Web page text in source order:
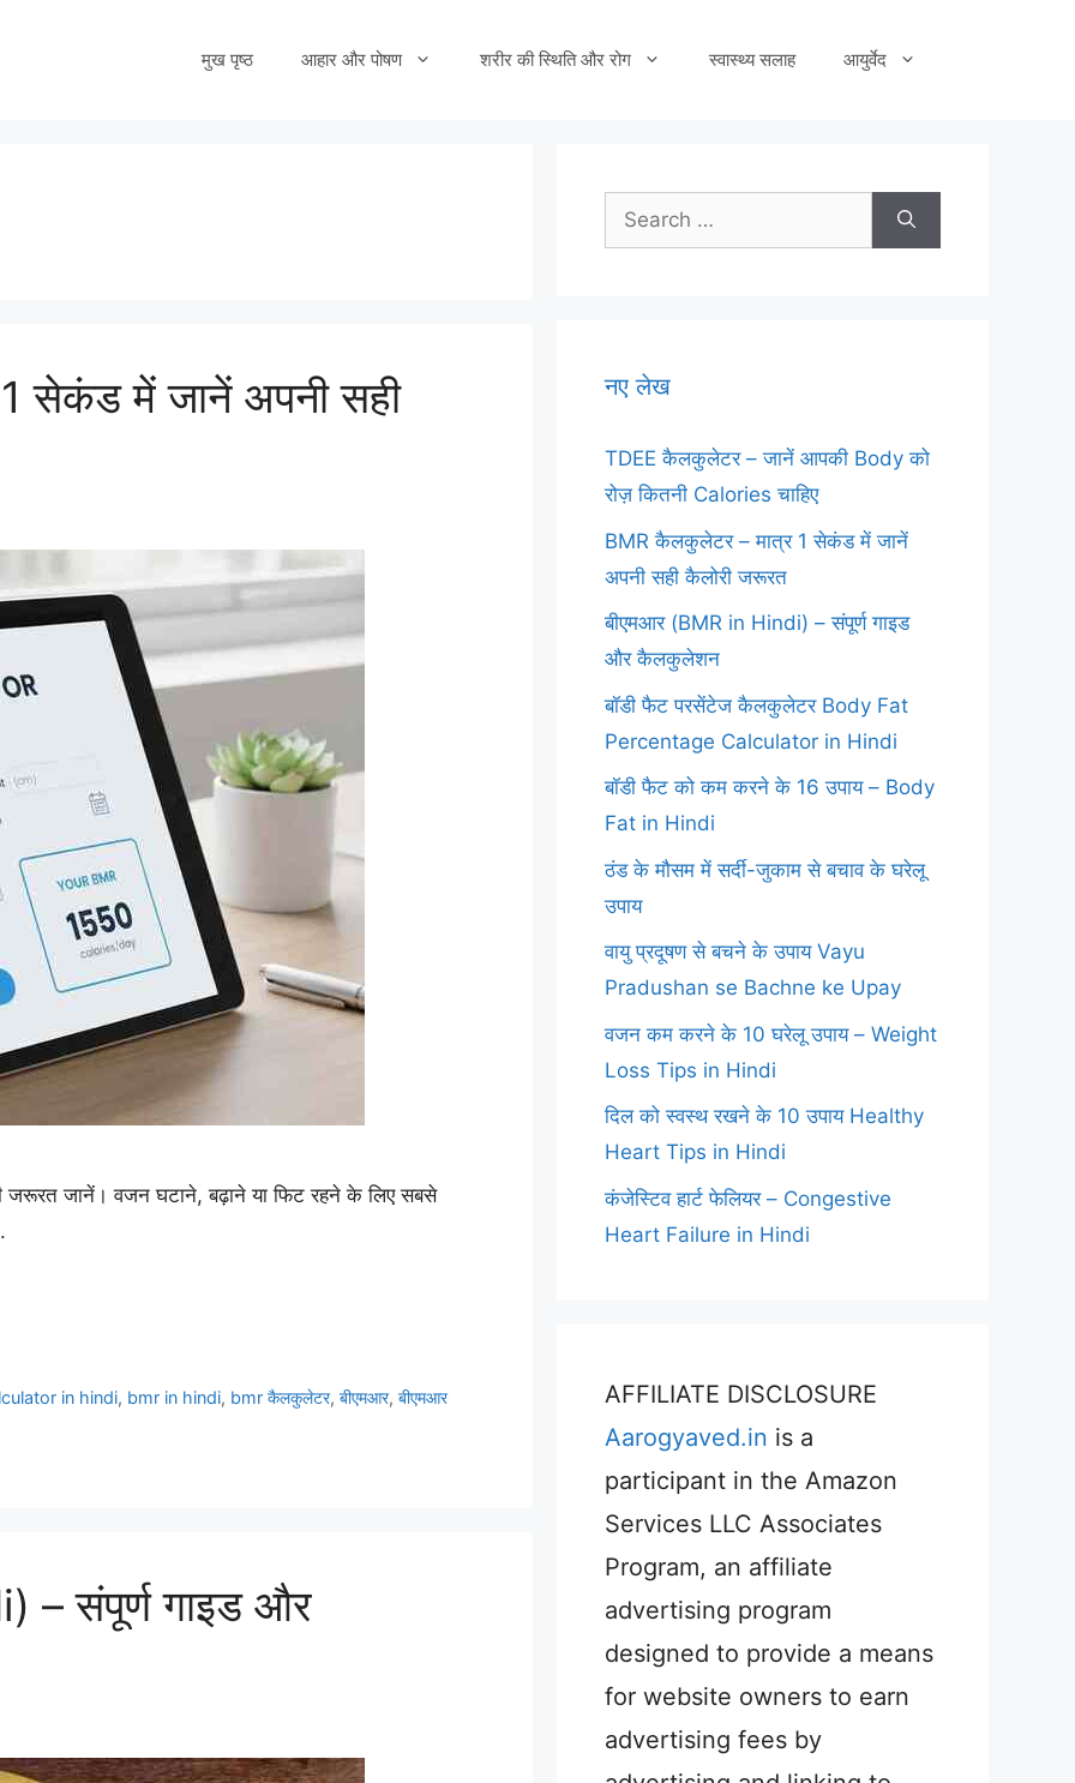
मुख पृष्ठ आहार और पोषण शरीर की स्थिति और रोग स्वास्थ्य सलाह आयुर्वेद
सेकंड में जानें अपनी सही
जानें। वजन घटाने, बढ़ाने या फिट रहने के लिए सबसे
in hindi, bmr in hindi, bmr कैलकुलेटर,बीएमआर,बीएमआर
– संपूर्ण गाइड और
Search
for:
नए लेख
TDEE कैलकुलेटर – जानें आपकी Body को
रोज़ कितनी Calories चाहिए
BMR कैलकुलेटर – मात्र 1 सेकंड में जानें
अपनी सही कैलोरी जरूरत
बीएमआर (BMR in Hindi) – संपूर्ण गाइड
और कैलकुलेशन
बॉडी फैट परसेंटेज कैलकुलेटर Body Fat
Percentage Calculator in Hindi
बॉडी फैट को कम करने के 16 उपाय – Body
Fat in Hindi
ठंड के मौसम में सर्दी-जुकाम से बचाव के घरेलू
उपाय
वायु प्रदूषण से बचने के उपाय Vayu
Pradushan se Bachne ke Upay
वजन कम करने के 10 घरेलू उपाय – Weight
Loss Tips in Hindi
दिल को स्वस्थ रखने के 10 उपाय Healthy
Heart Tips in Hindi
कंजेस्टिव हार्ट फेलियर – Congestive
Heart Failure in Hindi
AFFILIATE DISCLOSURE
Aarogyaved.in is a
participant in the Amazon
Services LLC Associates
Program, an affiliate
advertising program
designed to provide a means
for website owners to earn
advertising fees by